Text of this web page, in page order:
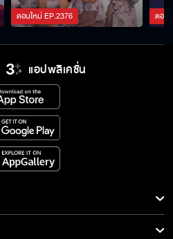
ตอนใหม่EP.2376 ตอน
แอปพลิเคชั่น